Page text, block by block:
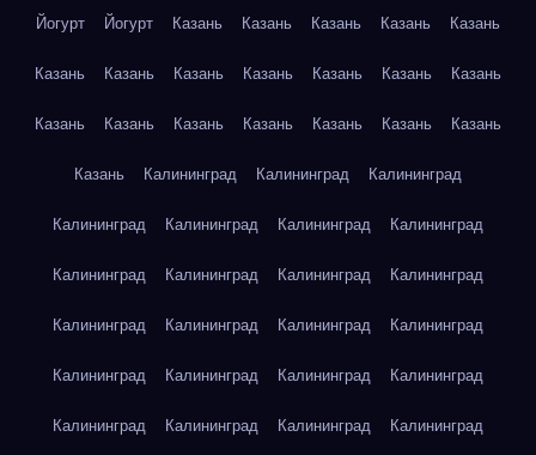
Йогурт Йогурт Казань Казань Казань Казань Казань
Казань Казань Казань Казань Казань Казань Казань
Казань Казань Казань Казань Казань Казань Казань
Казань Калининград Калининград Калининград
Калининград Калининград Калининград Калининград
Калининград Калининград Калининград Калининград
Калининград Калининград Калининград Калининград
Калининград Калининград Калининград Калининград
Калининград Калининград Калининград Калининград